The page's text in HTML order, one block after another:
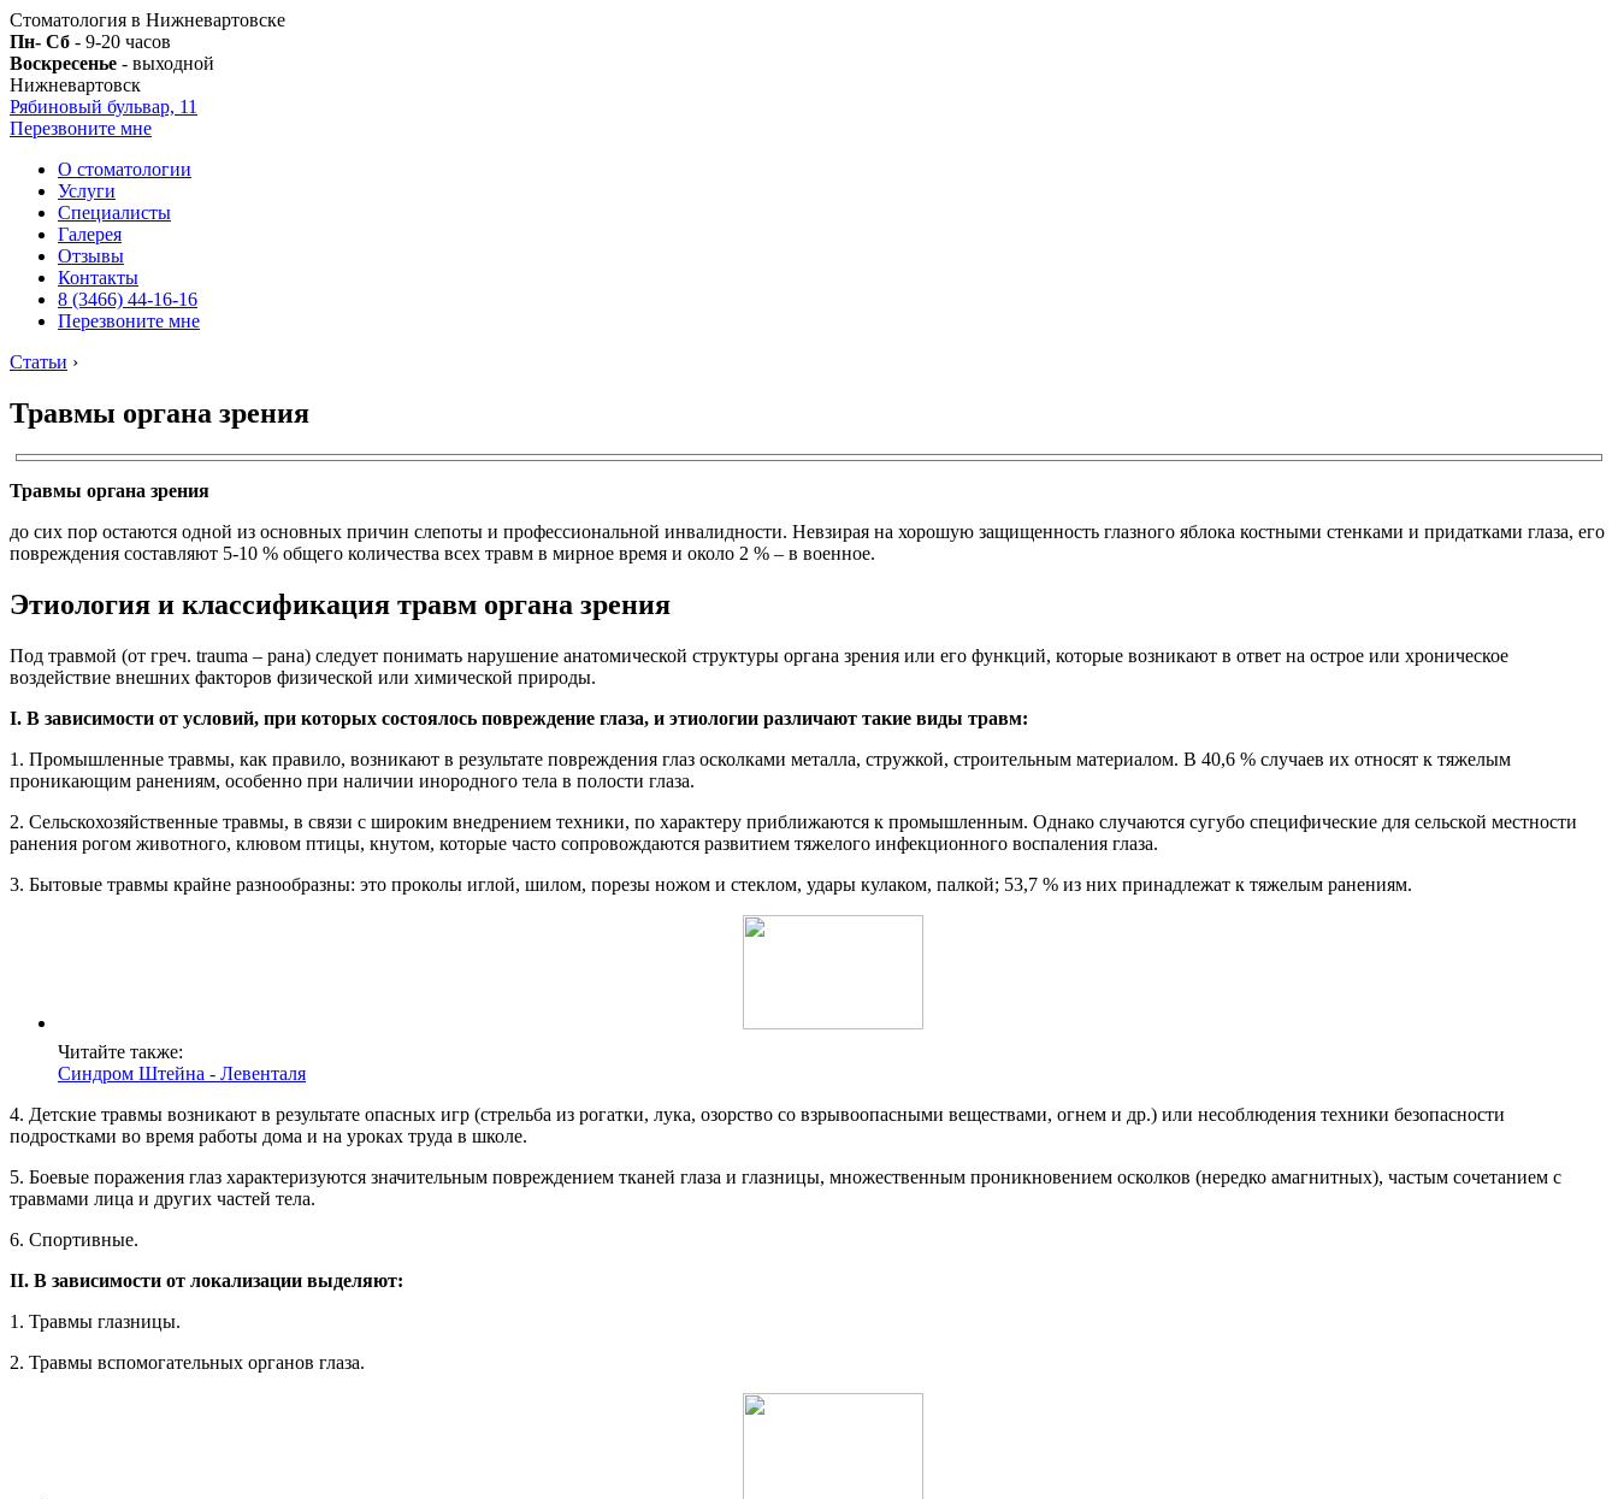
Стоматология в Нижневартовске
Пн- Сб - 9-20 часов
Воскресенье - выходной
Нижневартовск
Рябиновый бульвар, 11
Перезвоните мне
О стоматологии
Услуги
Специалисты
Галерея
Отзывы
Контакты
8 (3466) 44-16-16
Перезвоните мне
Статьи ›
Травмы органа зрения
Травмы органа зрения
до сих пор остаются одной из основных причин слепоты и профессиональной инвалидности. Невзирая на хорошую защищенность глазного яблока костными стенками и придатками глаза, его
повреждения составляют 5-10 % общего количества всех травм в мирное время и около 2 % – в военное.
Этиология и классификация травм органа зрения
Под травмой (от греч. trauma – рана) следует понимать нарушение анатомической структуры органа зрения или его функций, которые возникают в ответ на острое или хроническое
воздействие внешних факторов физической или химической природы.
I. В зависимости от условий, при которых состоялось повреждение глаза, и этиологии различают такие виды травм:
1. Промышленные травмы, как правило, возникают в результате повреждения глаз осколками металла, стружкой, строительным материалом. В 40,6 % случаев их относят к тяжелым
проникающим ранениям, особенно при наличии инородного тела в полости глаза.
2. Сельскохозяйственные травмы, в связи с широким внедрением техники, по характеру приближаются к промышленным. Однако случаются сугубо специфические для сельской местности
ранения рогом животного, клювом птицы, кнутом, которые часто сопровождаются развитием тяжелого инфекционного воспаления глаза.
3. Бытовые травмы крайне разнообразны: это проколы иглой, шилом, порезы ножом и стеклом, удары кулаком, палкой; 53,7 % из них принадлежат к тяжелым ранениям.
Читайте также:
Синдром Штейна - Левенталя
4. Детские травмы возникают в результате опасных игр (стрельба из рогатки, лука, озорство со взрывоопасными веществами, огнем и др.) или несоблюдения техники безопасности
подростками во время работы дома и на уроках труда в школе.
5. Боевые поражения глаз характеризуются значительным повреждением тканей глаза и глазницы, множественным проникновением осколков (нередко амагнитных), частым сочетанием с
травмами лица и других частей тела.
6. Спортивные.
II. В зависимости от локализации выделяют:
1. Травмы глазницы.
2. Травмы вспомогательных органов глаза.